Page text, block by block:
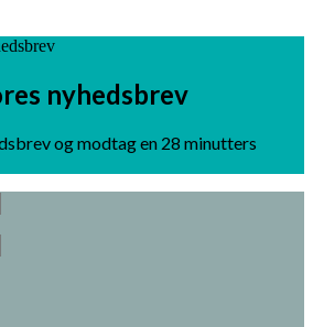
nyhedsbrev
og modtag en 28 minutters